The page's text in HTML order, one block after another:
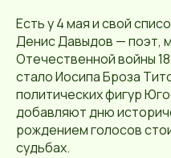
Есть у 4 мая и свой
Денис Давыдов — поэт,
Отечественной войны
стало Иосипа Броза
политических фигур
добавляют дню
рождением голосов
судьбах.